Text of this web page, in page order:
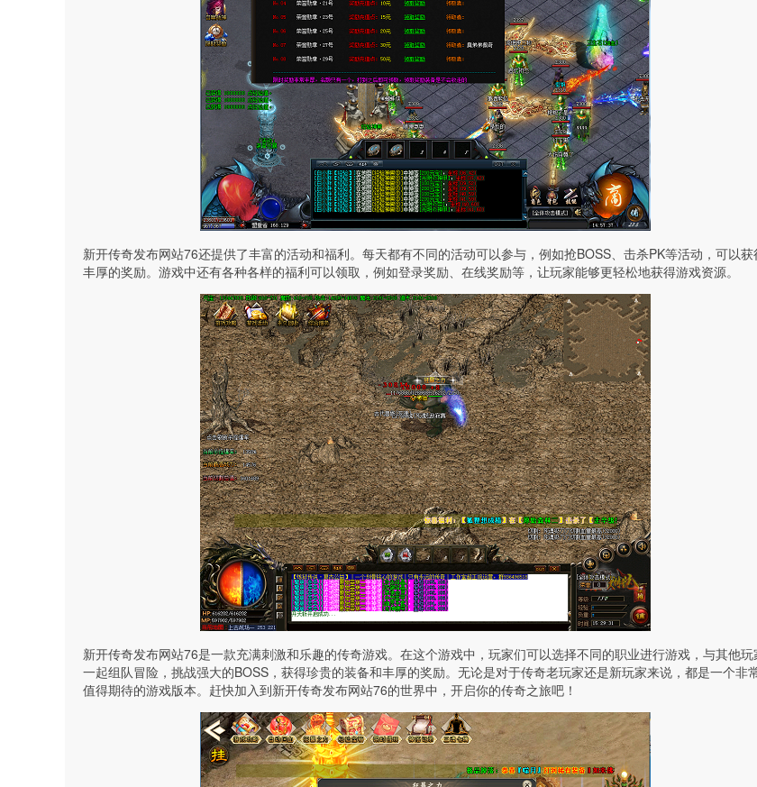
新开传奇发布网站76还提供了丰富的活动和福利。每天都有不同的活动可以参与，例如抢BOSS、击杀PK等活动，可以获
丰厚的奖励。游戏中还有各种各样的福利可以领取，例如登录奖励、在线奖励等，让玩家能够更轻松地获得游戏资源。
新开传奇发布网站76是一款充满刺激和乐趣的传奇游戏。在这个游戏中，玩家们可以选择不同的职业进行游戏，与其他玩
一起组队冒险，挑战强大的BOSS，获得珍贵的装备和丰厚的奖励。无论是对于传奇老玩家还是新玩家来说，都是一个非
值得期待的游戏版本。赶快加入到新开传奇发布网站76的世界中，开启你的传奇之旅吧！